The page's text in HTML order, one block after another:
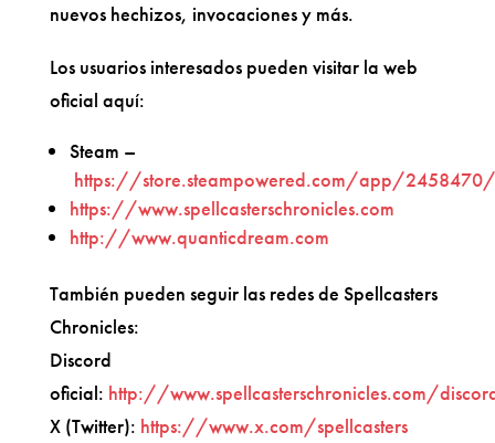
nuevos hechizos, invocaciones y más.
Los usuarios interesados pueden visitar la web
oficial aquí:
Steam –
https://store.steampowered.com/app/2458470/
https://www.spellcasterschronicles.com
http://www.quanticdream.com
También pueden seguir las redes de Spellcasters
Chronicles:
Discord
oficial: http://www.spellcasterschronicles.com/
X (Twitter): https://www.x.com/spellcasters